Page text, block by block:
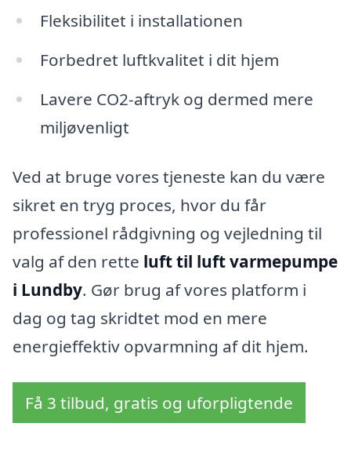
Fleksibilitet i installationen
Forbedret luftkvalitet i dit hjem
Lavere CO2-aftryk og dermed mere
miljøvenligt
Ved at bruge vores tjeneste kan du være
sikret en tryg proces, hvor du får
professionel rådgivning og vejledning til
valg af den rette luft til luft varmepumpe
i Lundby. Gør brug af vores platform i
dag og tag skridtet mod en mere
energieffektiv opvarmning af dit hjem.
Få 3 tilbud, gratis og uforpligtende